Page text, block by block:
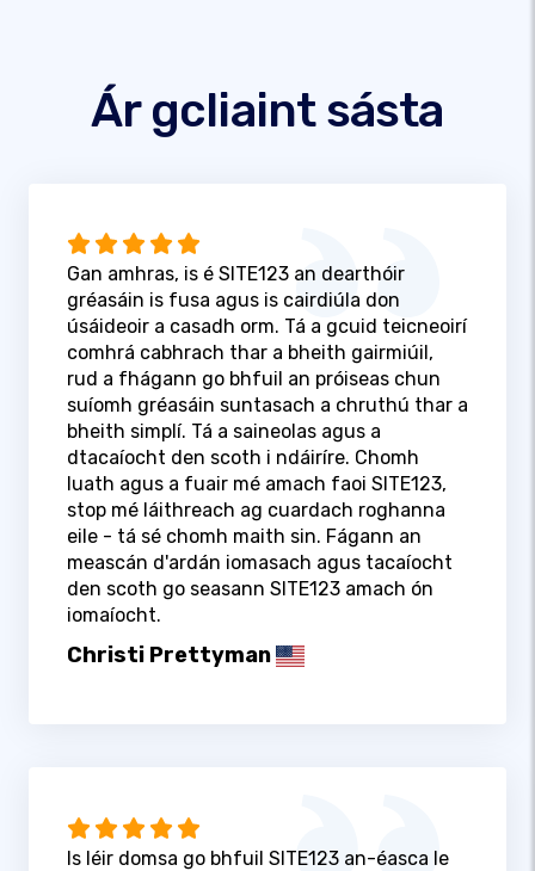
Ár gcliaint sásta
Gan amhras, is é SITE123 an dearthóir
gréasáin is fusa agus is cairdiúla don
úsáideoir a casadh orm. Tá a gcuid teicneoirí
comhrá cabhrach thar a bheith gairmiúil,
rud a fhágann go bhfuil an próiseas chun
suíomh gréasáin suntasach a chruthú thar a
bheith simplí. Tá a saineolas agus a
dtacaíocht den scoth i ndáiríre. Chomh
luath agus a fuair mé amach faoi SITE123,
stop mé láithreach ag cuardach roghanna
eile - tá sé chomh maith sin. Fágann an
meascán d'ardán iomasach agus tacaíocht
den scoth go seasann SITE123 amach ón
iomaíocht.
Christi Prettyman
Is léir domsa go bhfuil SITE123 an-éasca le